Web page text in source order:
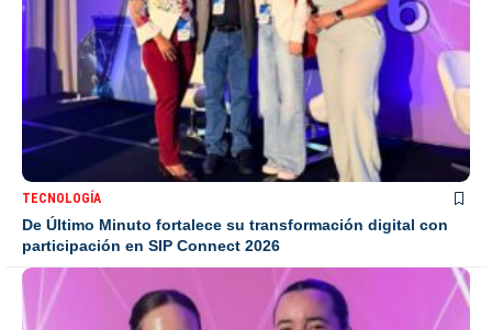
TECNOLOGÍA
De Último Minuto fortalece su transformación digital con
participación en SIP Connect 2026